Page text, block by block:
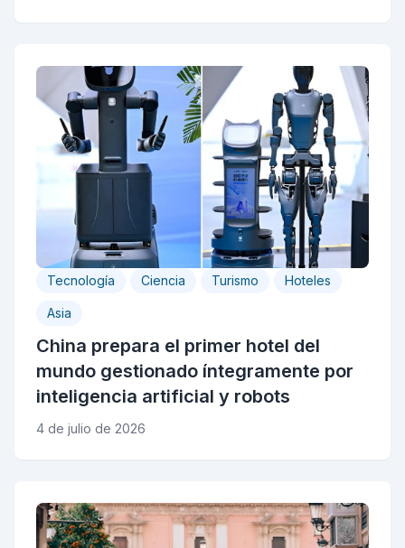
Tecnología Ciencia Turismo Hoteles
Asia
China prepara el primer hotel del
mundo gestionado íntegramente por
inteligencia artificial y robots
4 de julio de 2026